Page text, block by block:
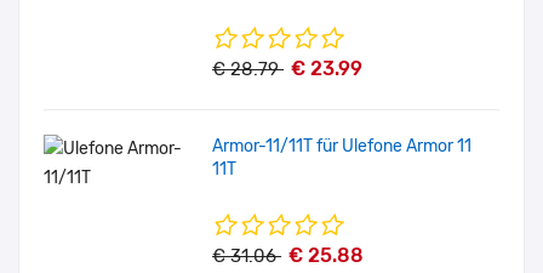
€ 28.79 € 23.99
Armor-11/11T für Ulefone Armor 11
11T
€ 31.06 € 25.88